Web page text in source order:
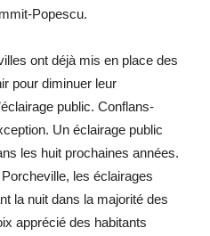
Popescu.
ont déjà mis en place des
pour diminuer leur
public. Conflans-
Un éclairage public
les huit prochaines années.
les éclairages
la nuit dans la majorité des
apprécié des habitants